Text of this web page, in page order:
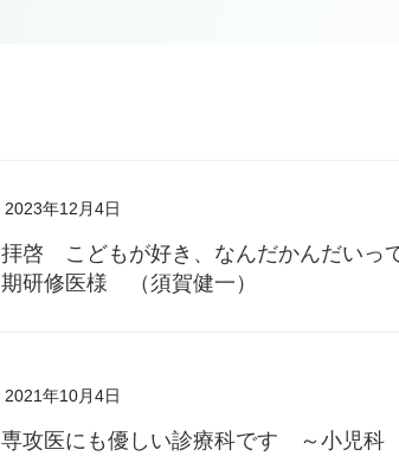
2023年12月4日
拝啓 こどもが好き、なんだかんだいっ
期研修医様 （須賀健一）
2021年10月4日
専攻医にも優しい診療科です ～小児